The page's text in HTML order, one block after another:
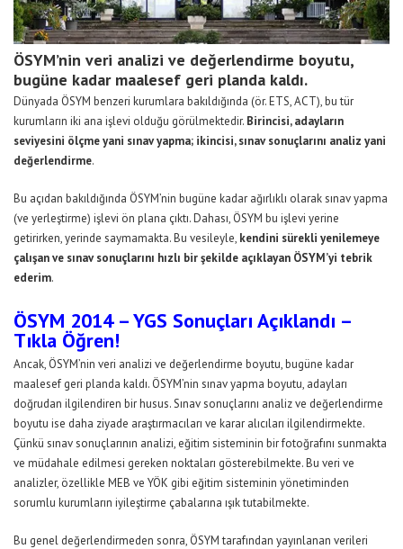
ÖSYM’nin veri analizi ve değerlendirme boyutu,
bugüne kadar maalesef geri planda kaldı.
Dünyada ÖSYM benzeri kurumlara bakıldığında (ör. ETS, ACT), bu tür
kurumların iki ana işlevi olduğu görülmektedir. Birincisi, adayların
seviyesini ölçme yani sınav yapma; ikincisi, sınav sonuçlarını analiz yani
değerlendirme.
Bu açıdan bakıldığında ÖSYM’nin bugüne kadar ağırlıklı olarak sınav yapma
(ve yerleştirme) işlevi ön plana çıktı. Dahası, ÖSYM bu işlevi yerine
getirirken, yerinde saymamakta. Bu vesileyle, kendini sürekli yenilemeye
çalışan ve sınav sonuçlarını hızlı bir şekilde açıklayan ÖSYM’yi tebrik
ederim.
ÖSYM 2014 – YGS Sonuçları Açıklandı –
Tıkla Öğren!
Ancak, ÖSYM’nin veri analizi ve değerlendirme boyutu, bugüne kadar
maalesef geri planda kaldı. ÖSYM’nin sınav yapma boyutu, adayları
doğrudan ilgilendiren bir husus. Sınav sonuçlarını analiz ve değerlendirme
boyutu ise daha ziyade araştırmacıları ve karar alıcıları ilgilendirmekte.
Çünkü sınav sonuçlarının analizi, eğitim sisteminin bir fotoğrafını sunmakta
ve müdahale edilmesi gereken noktaları gösterebilmekte. Bu veri ve
analizler, özellikle MEB ve YÖK gibi eğitim sisteminin yönetiminden
sorumlu kurumların iyileştirme çabalarına ışık tutabilmekte.
Bu genel değerlendirmeden sonra, ÖSYM tarafından yayınlanan verileri